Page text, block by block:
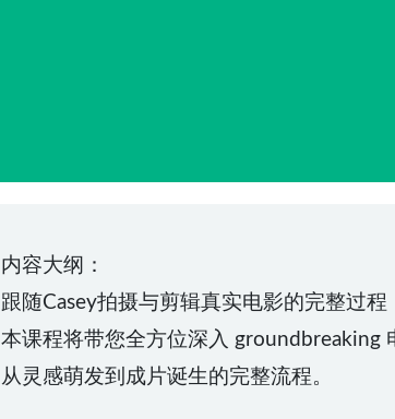
内容大纲：
跟随Casey拍摄与剪辑真实电影的完整过
本课程将带您全方位深入 groundbreaking
从灵感萌发到成片诞生的完整流程。